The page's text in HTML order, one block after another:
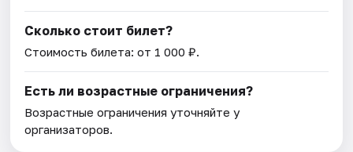
Сколько стоит билет?
Стоимость билета: от 1 000 ₽.
Есть ли возрастные ограничения?
Возрастные ограничения уточняйте у
организаторов.